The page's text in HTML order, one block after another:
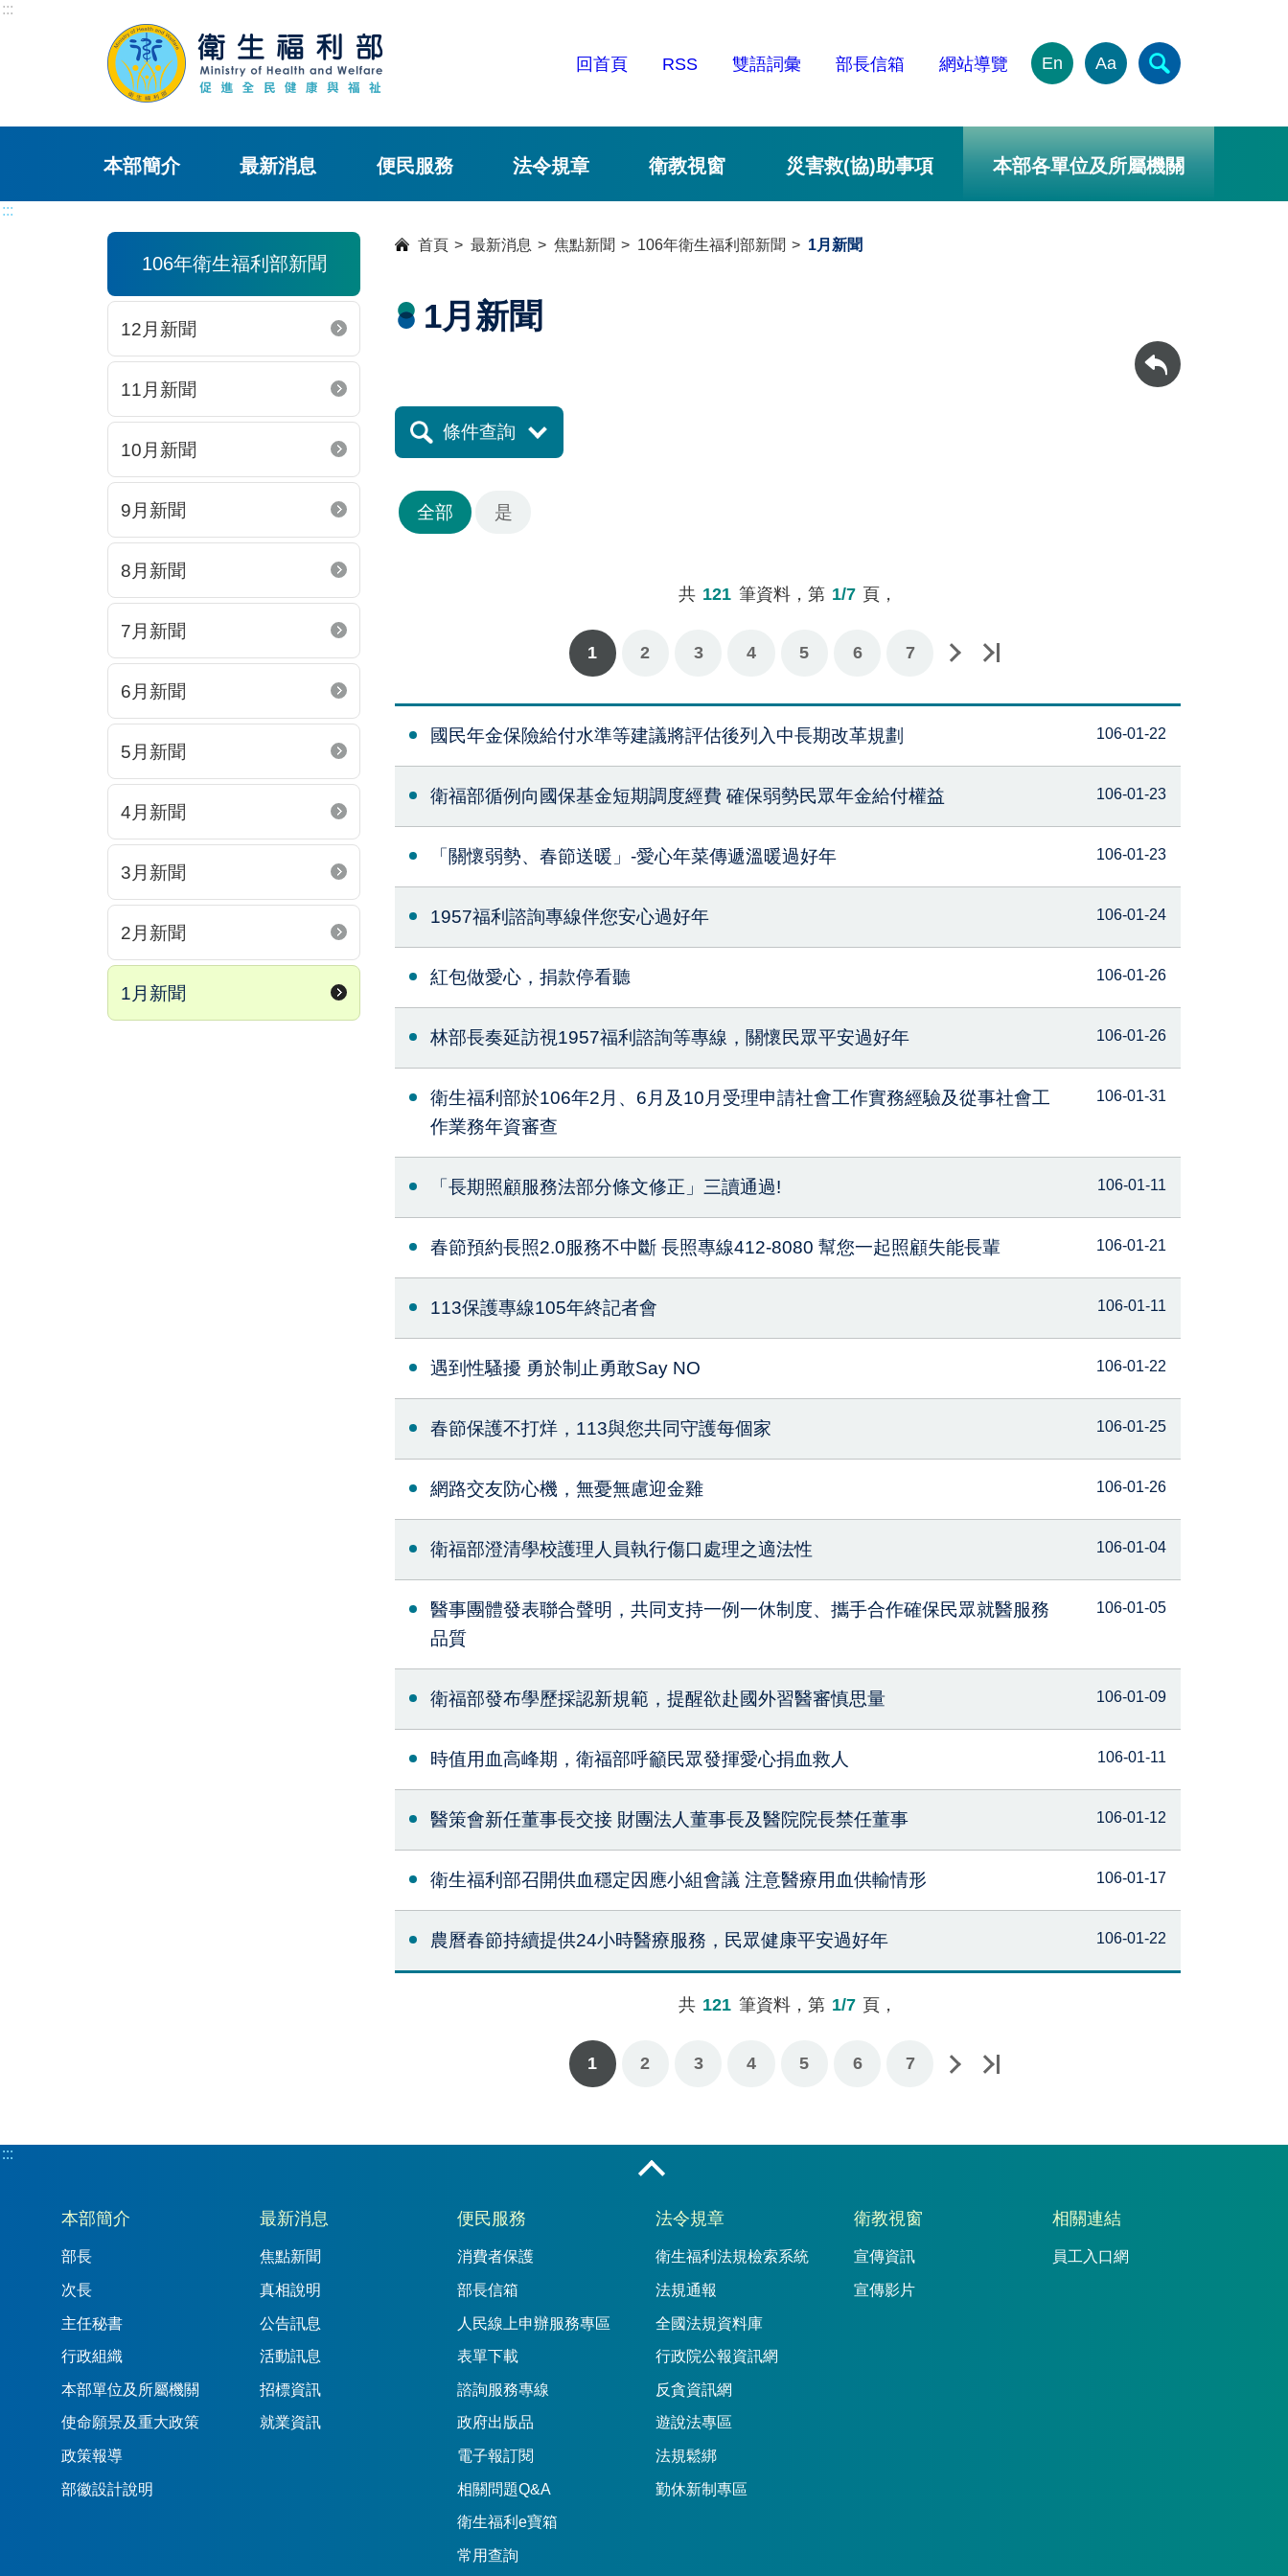
:::
回首頁 RSS 雙語詞彙 部長信箱 網站導覽 En Aa
本部簡介 最新消息 便民服務 法令規章 衛教視窗 災害救(協)助事項 本部各單位及所屬機關
:::
106年衛生福利部新聞
12月新聞
11月新聞
10月新聞
9月新聞
8月新聞
7月新聞
6月新聞
5月新聞
4月新聞
3月新聞
2月新聞
1月新聞
首頁 最新消息 焦點新聞 106年衛生福利部新聞 1月新聞
1月新聞
回上一頁
條件查詢
全部 是
共 121 筆資料，第 1/7 頁，
1 2 3 4 5 6 7
下一頁最後一頁
國民年金保險給付水準等建議將評估後列入中長期改革規劃 106-01-22
衛福部循例向國保基金短期調度經費 確保弱勢民眾年金給付權益 106-01-23
「關懷弱勢、春節送暖」-愛心年菜傳遞溫暖過好年 106-01-23
1957福利諮詢專線伴您安心過好年 106-01-24
紅包做愛心，捐款停看聽 106-01-26
林部長奏延訪視1957福利諮詢等專線，關懷民眾平安過好年 106-01-26
衛生福利部於106年2月、6月及10月受理申請社會工作實務經驗及從事社會工
作業務年資審查
106-01-31
「長期照顧服務法部分條文修正」三讀通過! 106-01-11
春節預約長照2.0服務不中斷 長照專線412-8080 幫您一起照顧失能長輩 106-01-21
113保護專線105年終記者會 106-01-11
遇到性騷擾 勇於制止勇敢Say NO 106-01-22
春節保護不打烊，113與您共同守護每個家 106-01-25
網路交友防心機，無憂無慮迎金雞 106-01-26
衛福部澄清學校護理人員執行傷口處理之適法性 106-01-04
醫事團體發表聯合聲明，共同支持一例一休制度、攜手合作確保民眾就醫服務
品質
106-01-05
衛福部發布學歷採認新規範，提醒欲赴國外習醫審慎思量 106-01-09
時值用血高峰期，衛福部呼籲民眾發揮愛心捐血救人 106-01-11
醫策會新任董事長交接 財團法人董事長及醫院院長禁任董事 106-01-12
衛生福利部召開供血穩定因應小組會議 注意醫療用血供輸情形 106-01-17
農曆春節持續提供24小時醫療服務，民眾健康平安過好年 106-01-22
共 121 筆資料，第 1/7 頁，
1 2 3 4 5 6 7
下一頁最後一頁
:::
:::
本部簡介
部長
次長
主任秘書
行政組織
本部單位及所屬機關
使命願景及重大政策
政策報導
部徽設計說明
最新消息
焦點新聞
真相說明
公告訊息
活動訊息
招標資訊
就業資訊
便民服務
消費者保護
部長信箱
人民線上申辦服務專區
表單下載
諮詢服務專線
政府出版品
電子報訂閱
相關問題Q&A
衛生福利e寶箱
常用查詢
法令規章
衛生福利法規檢索系統
法規通報
全國法規資料庫
行政院公報資訊網
反貪資訊網
遊說法專區
法規鬆綁
勤休新制專區
衛教視窗
宣傳資訊
宣傳影片
相關連結
員工入口網